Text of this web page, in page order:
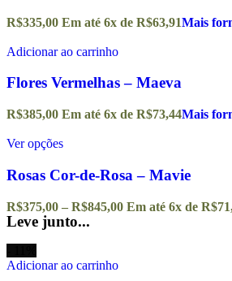
R$335,00 Em até 6x de R$63,91Mais
Adicionar ao carrinho
Flores Vermelhas – Maeva
R$385,00 Em até 6x de R$73,44Mais
Ver opções
Rosas Cor-de-Rosa – Mavie
R$375,00 – R$845,00 Em até 6x de R$
Leve junto...
Adicionar ao carrinho